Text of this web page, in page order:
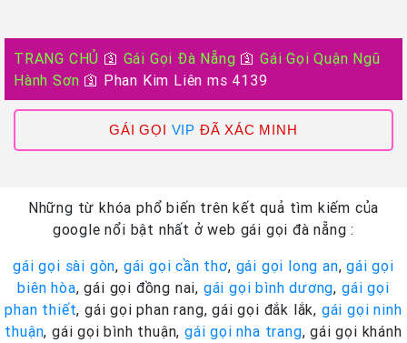
TRANG CHỦ 🛐 Gái Gọi Đà Nẵng 🛐Gái Gọi Quận Ngũ
Hành Sơn 🛐 Phan Kim Liên ms 4139
GÁI GỌI VIP ĐÃ XÁC MINH
Những từ khóa phổ biến trên kết quả tìm kiếm của
google nổi bật nhất ở web gái gọi đà nẵng :
gái gọi sài gòn, gái gọi cần thơ, gái gọi long an,gái gọi
biên hòa, gái gọi đồng nai, gái gọi bình dương, gái gọi
phan thiết, gái gọi phan rang, gái gọi đắk lắk, gái gọi ninh
thuận, gái gọi bình thuận, gái gọi nha trang, gái gọi khánh